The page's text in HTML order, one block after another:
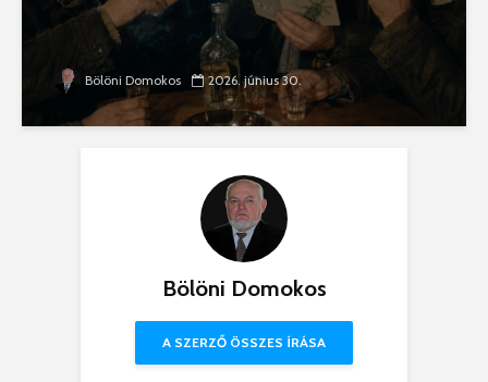
Bölöni Domokos 2026. június 30.
Bölöni Domokos
A SZERZŐ ÖSSZES ÍRÁSA